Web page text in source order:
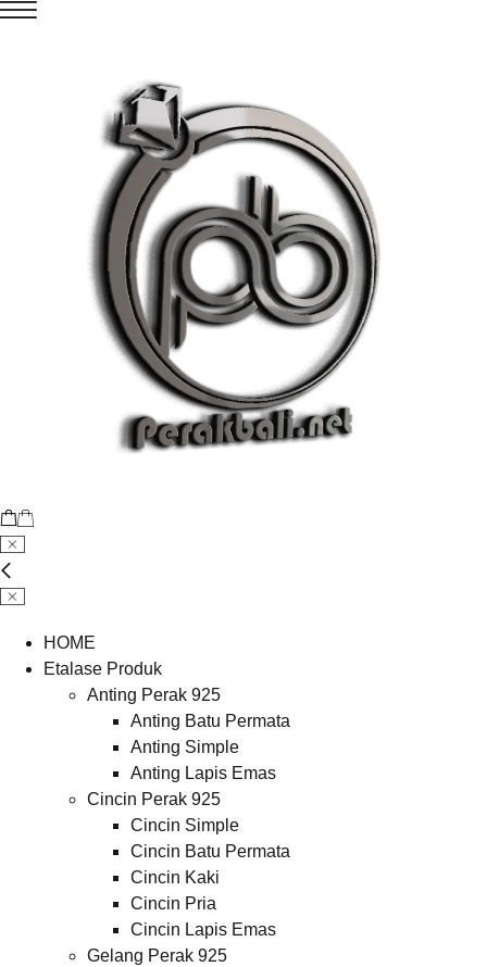
HOME
Etalase Produk
Anting Perak 925
Anting Batu Permata
Anting Simple
Anting Lapis Emas
Cincin Perak 925
Cincin Simple
Cincin Batu Permata
Cincin Kaki
Cincin Pria
Cincin Lapis Emas
Gelang Perak 925